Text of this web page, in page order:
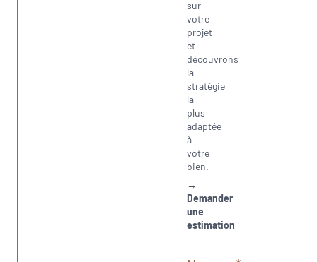
sur
votre
projet
et
découvrons
la
stratégie
la
plus
adaptée
à
votre
bien.
→
Demander
une
estimation